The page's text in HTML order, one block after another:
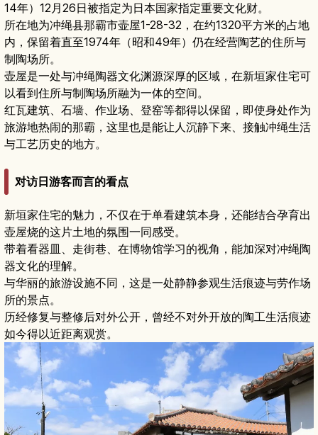
14年）12月26日被指定为日本国家指定重要文化财。
所在地为冲绳县那霸市壶屋1-28-32，在约1320平方米的占地
内，保留着直至1974年（昭和49年）仍在经营陶艺的住所与
制陶场所。
壶屋是一处与冲绳陶器文化渊源深厚的区域，在新垣家住宅可
以看到住所与制陶场所融为一体的空间。
红瓦建筑、石墙、作业场、登窑等都得以保留，即使身处作为
旅游地热闹的那霸，这里也是能让人沉静下来、接触冲绳生活
与工艺历史的地方。
对访日游客而言的看点
新垣家住宅的魅力，不仅在于单看建筑本身，还能结合孕育出
壶屋烧的这片土地的氛围一同感受。
带着看器皿、走街巷、在博物馆学习的视角，能加深对冲绳陶
器文化的理解。
与华丽的旅游设施不同，这是一处静静参观生活痕迹与劳作场
所的景点。
历经修复与整修后对外公开，曾经不对外开放的陶工生活痕迹
如今得以近距离观赏。